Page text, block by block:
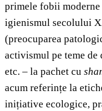
primele fobii
igienismul secolului
(preocuparea
activismul pe teme de
etc. – la pachet cu
acum referințe la
inițiative ecologice,